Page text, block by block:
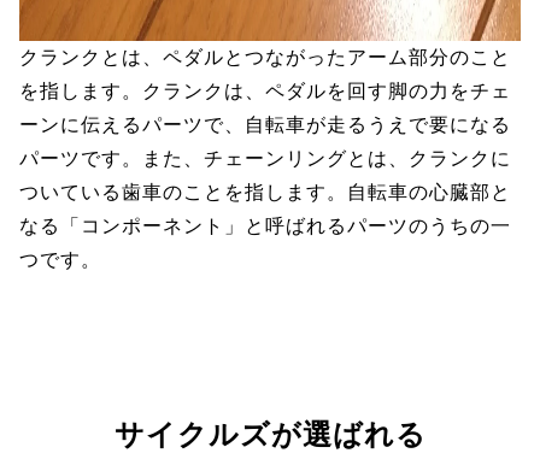
クランクとは、ペダルとつながったアーム部分のこと
を指します。クランクは、ペダルを回す脚の力をチェ
ーンに伝えるパーツで、自転車が走るうえで要になる
パーツです。また、チェーンリングとは、クランクに
ついている歯車のことを指します。自転車の心臓部と
なる「コンポーネント」と呼ばれるパーツのうちの一
つです。
サイクルズが選ばれる